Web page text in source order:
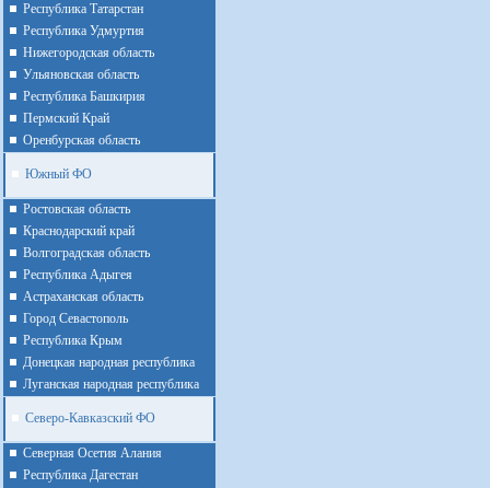
Республика Татарстан
Республика Удмуртия
Нижегородская область
Ульяновская область
Республика Башкирия
Пермский Край
Оренбурская область
Южный ФО
Ростовская область
Краснодарский край
Волгоградская область
Республика Адыгея
Астраханская область
Город Севастополь
Республика Крым
Донецкая народная республика
Луганская народная республика
Северо-Кавказский ФО
Северная Осетия Алания
Республика Дагестан